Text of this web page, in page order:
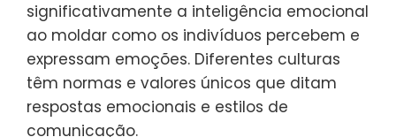
significativamente a inteligência emocional
ao moldar como os indivíduos percebem e
expressam emoções. Diferentes culturas
têm normas e valores únicos que ditam
respostas emocionais e estilos de
comunicação.